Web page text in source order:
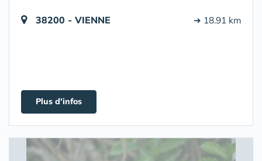
38200 - VIENNE ➔ 18.91 km
Plus d'infos